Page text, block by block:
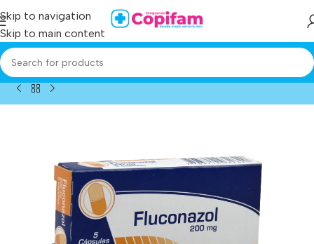
Skip to navigation
Skip to main content
Home / Producto/fluconazol 200 mg 5 capsulas coa